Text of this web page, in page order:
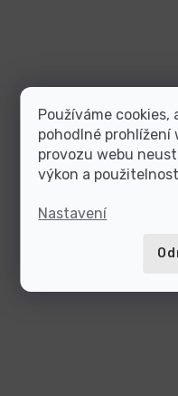
Používáme cookies,
pohodlné prohlížení
provozu webu
výkon a
Nastavení